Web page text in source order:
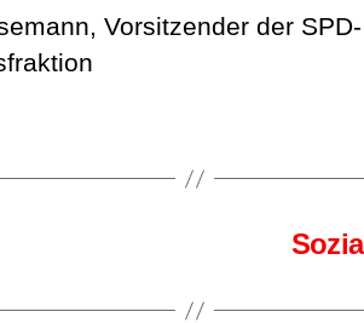
Vorsitzender der SPD-